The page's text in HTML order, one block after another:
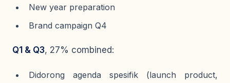
New year preparation
Brand campaign Q4
Q1 & Q3, 27% combined:
Didorong agenda spesifik (launch product,